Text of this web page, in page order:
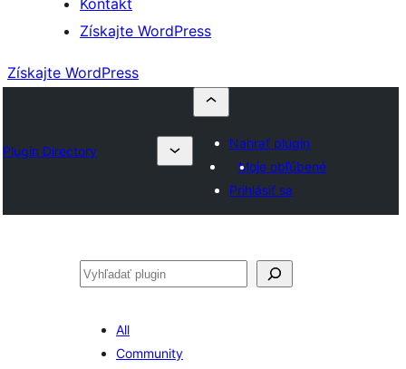
Kontakt
Získajte WordPress
Získajte WordPress
Plugin Directory
Nahrať plugin
Moje obľúbené
Prihlásiť sa
Hľadať
All
Community